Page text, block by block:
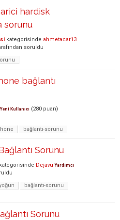
hardisk
sorunu
kategorisinde ahmetacar13
soruldu
bağlantı
Yeni Kullanıcı (280 puan)
bağlantı-sorunu
Sorunu
kategorisinde Dejavu Yardımcı
bağlantı-sorunu
Sorunu